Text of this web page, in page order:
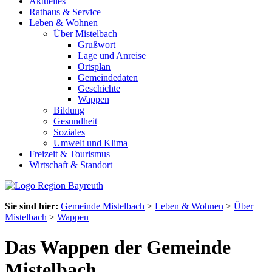
Rathaus & Service
Leben & Wohnen
Über Mistelbach
Grußwort
Lage und Anreise
Ortsplan
Gemeindedaten
Geschichte
Wappen
Bildung
Gesundheit
Soziales
Umwelt und Klima
Freizeit & Tourismus
Wirtschaft & Standort
Sie sind hier: Gemeinde Mistelbach > Leben & Wohnen > Über
Mistelbach > Wappen
Das Wappen der Gemeinde